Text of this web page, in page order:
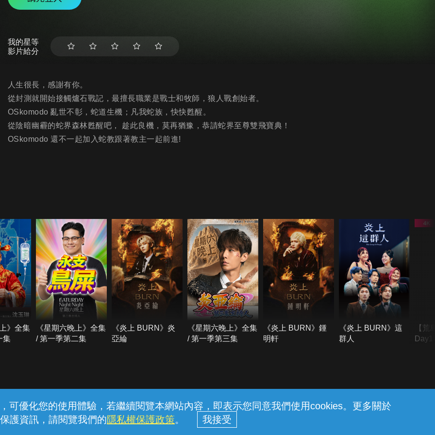
可優化您的使用體驗，若繼續閱覽本網站內容，即表示您同意我們使用cookies。更多關於
護資訊，請閱覽我們的隱私權保護政策。
我的星等
影片給分
人生很長，感謝有你。
從封測就開始接觸爐石戰記，最擅長職業是戰士和牧師，狼人戰創始者。
OSkomodo 亂世不彰，蛇道生機；凡我蛇族，快快甦醒。
從陰暗幽霾的蛇界森林甦醒吧， 趁此良機，莫再猶豫，恭請蛇界至尊雙飛寶典！
OSkomodo 還不一起加入蛇教跟著教主一起前進!
》全集
集
《星期六晚上》全集
/ 第一季第二集
《炎上 BURN》炎
亞綸
《星期六晚上》全集
/ 第一季第三集
《炎上 BURN》鍾
明軒
《炎上 BURN》這
群人
【荒
線上客服 服務條款 隱私權保護
中華電信股份有限公司個人家庭分公司 (統一編號：96979949) © 2026